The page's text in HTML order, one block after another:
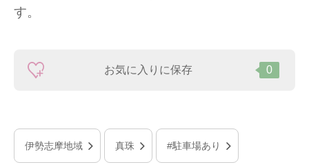
す。
お気に入りに保存 0
伊勢志摩地域 真珠 #駐車場あり